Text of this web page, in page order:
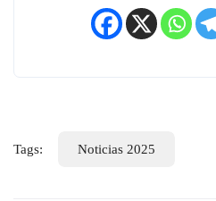
Tags: Noticias 2025